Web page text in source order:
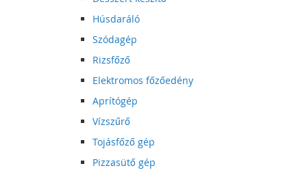
Húsdaráló
Szódagép
Rizsfőző
Elektromos főzőedény
Aprítógép
Vízszűrő
Tojásfőző gép
Pizzasütő gép